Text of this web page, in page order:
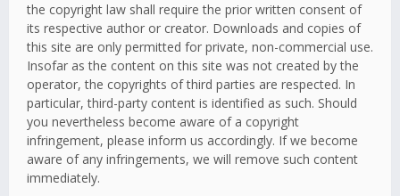
the copyright law shall require the prior written consent of
its respective author or creator. Downloads and copies of
this site are only permitted for private, non-commercial use.
Insofar as the content on this site was not created by the
operator, the copyrights of third parties are respected. In
particular, third-party content is identified as such. Should
you nevertheless become aware of a copyright
infringement, please inform us accordingly. If we become
aware of any infringements, we will remove such content
immediately.